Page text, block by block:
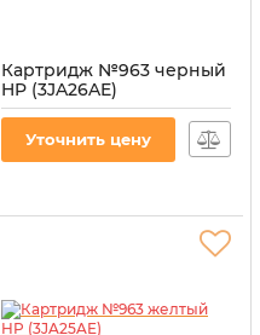
Картридж №963 черный
HP (3JA26AE)
Артикул:CI-HP-3JA26AE-B
Уточнить цену